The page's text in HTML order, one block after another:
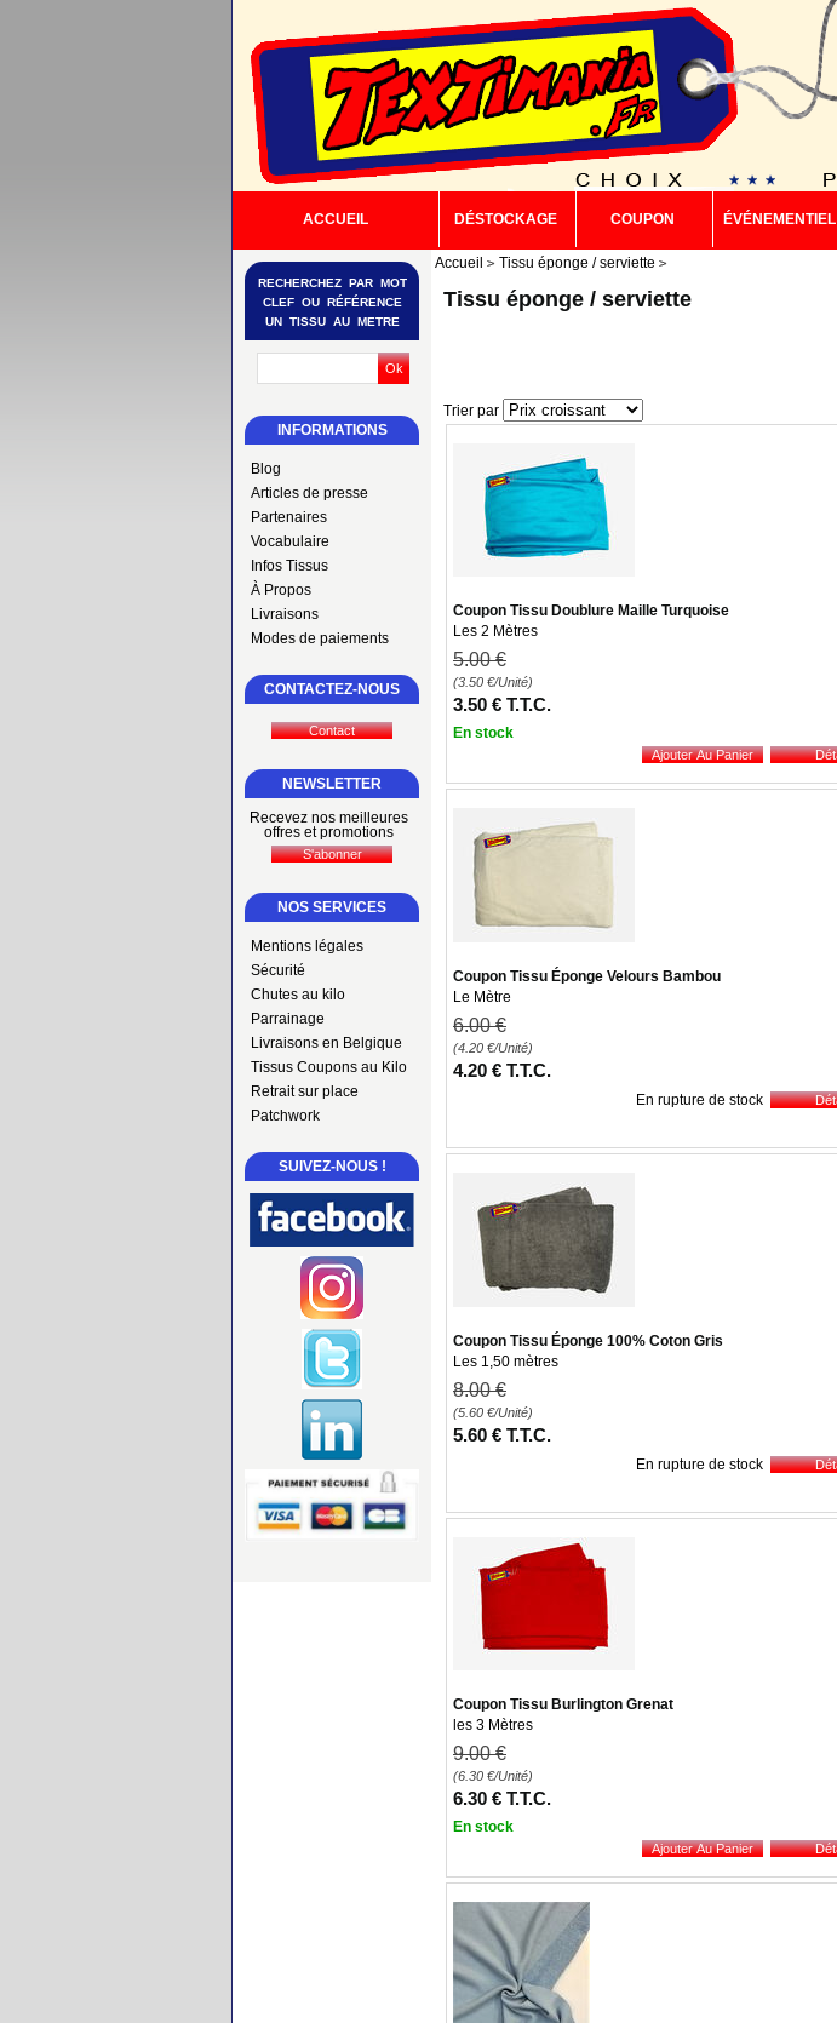
ACCUEIL DÉSTOCKAGE COUPON ÉVÉNEMENTIEL
INFORMATIONS
Blog
Articles de presse
Partenaires
Vocabulaire
Infos Tissus
À Propos
Livraisons
Modes de paiements
RECHERCHEZ PAR MOT
CLEF OU RÉFÉRENCE
UN TISSU AU METRE
CONTACTEZ-NOUS
NEWSLETTER
Recevez nos meilleures
offres et promotions
NOS SERVICES
Mentions légales
Sécurité
Chutes au kilo
Parrainage
Livraisons en Belgique
Tissus Coupons au Kilo
Retrait sur place
Patchwork
SUIVEZ-NOUS !
Accueil Tissu éponge / serviette
Tissu éponge / serviette
Trier par
Coupon Tissu Doublure Maille Turquoise
Les 2 Mètres
5.00 €
(3.50 €/Unité)
3.50 € T.T.C.
En stock
Coupon Tissu Éponge Velours Bambou
Le Mètre
6.00 €
(4.20 €/Unité)
4.20 € T.T.C.
En rupture de stock
Coupon Tissu Éponge 100% Coton Gris
Les 1,50 mètres
8.00 €
(5.60 €/Unité)
5.60 € T.T.C.
En rupture de stock
Coupon Tissu Burlington Grenat
les 3 Mètres
9.00 €
(6.30 €/Unité)
6.30 € T.T.C.
En stock